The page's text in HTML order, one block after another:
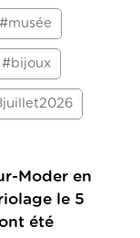
#musée
#bijoux
Moder en
le 5
été